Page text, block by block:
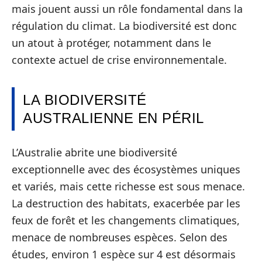
mais jouent aussi un rôle fondamental dans la
régulation du climat. La biodiversité est donc
un atout à protéger, notamment dans le
contexte actuel de crise environnementale.
LA BIODIVERSITÉ
AUSTRALIENNE EN PÉRIL
L’Australie abrite une biodiversité
exceptionnelle avec des écosystèmes uniques
et variés, mais cette richesse est sous menace.
La destruction des habitats, exacerbée par les
feux de forêt et les changements climatiques,
menace de nombreuses espèces. Selon des
études, environ 1 espèce sur 4 est désormais